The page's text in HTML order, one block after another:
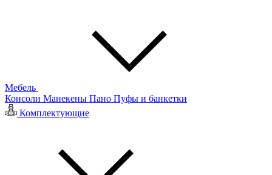
Мебель
Консоли Манекены Пано Пуфы и банкетки
Комплектующие